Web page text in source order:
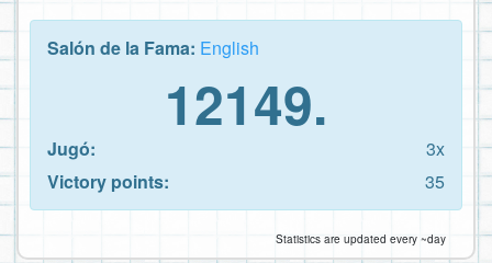
Salón de la Fama: English
12149.
Jugó:
3x
Victory points:
35
Statistics are updated every ~day